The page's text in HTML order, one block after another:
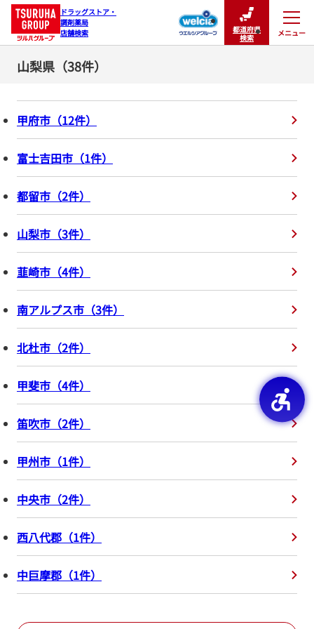
ドラッグストア・
調剤薬局
店舗検索
都道府県
検索
メニュー
閉じる
山梨県（38件）
甲府市 （12件）
富士吉田市 （1件）
都留市 （2件）
山梨市 （3件）
韮崎市 （4件）
南アルプス市 （3件）
北杜市 （2件）
甲斐市 （4件）
笛吹市 （2件）
甲州市 （1件）
中央市 （2件）
西八代郡 （1件）
中巨摩郡 （1件）